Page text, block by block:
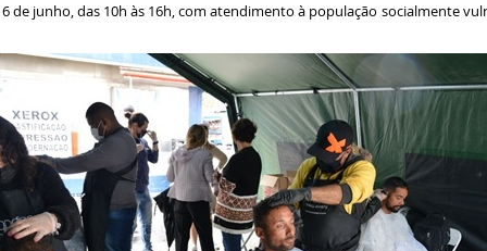
de junho, das 10h às 16h, com atendimento à população socialmente